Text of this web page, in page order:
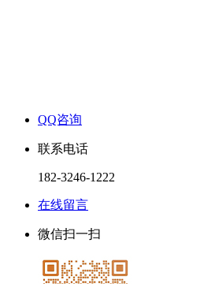
QQ咨询
联系电话
182-3246-1222
在线留言
微信扫一扫